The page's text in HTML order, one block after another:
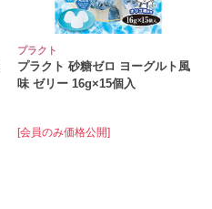
プラクト
プラクト 砂糖ゼロ ヨーグルト風
味 ゼリー 16g×15個入
[会員のみ価格公開]